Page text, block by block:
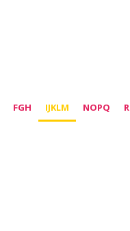
FGH IJKLM NOPQ